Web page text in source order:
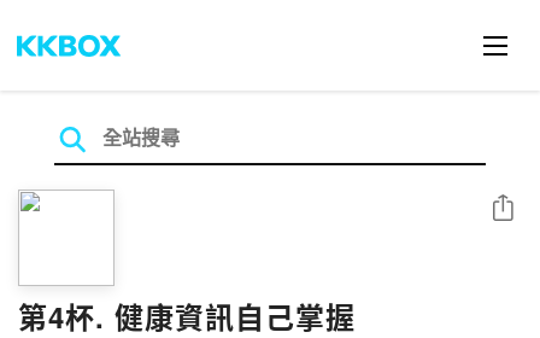
第4杯. 健康資訊自己掌握
分享